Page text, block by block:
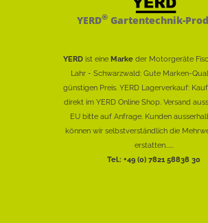
YERD®Gartentechnik-
YERD ist eine Marke der Motorgeräte
Lahr - Schwarzwald: Gute Marken-
günstigen Preis. YERD Lagerverkauf:
direkt im YERD Online Shop. Versand
EU bitte auf Anfrage. Kunden
können wir selbstverständlich die
erstatten......
Tel.: +49 (0) 7821 58838 30